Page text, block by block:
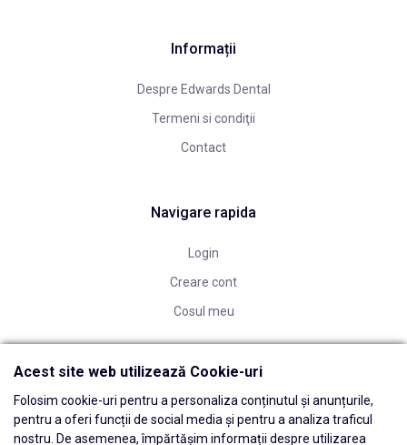
Informații
Despre Edwards Dental
Termeni si condiţii
Contact
Navigare rapida
Login
Creare cont
Cosul meu
Acest site web utilizează Cookie-uri
Folosim cookie-uri pentru a personaliza conținutul și anunțurile,
pentru a oferi funcții de social media și pentru a analiza traficul
nostru. De asemenea, împărtășim informații despre utilizarea